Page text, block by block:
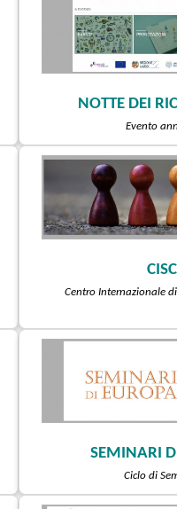
NOTTE DEI
Evento
CISC
Centro Internazionale
SEMINARI
Ciclo di